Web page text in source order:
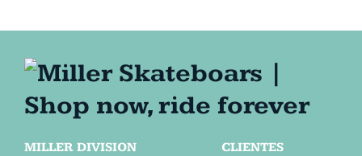
MILLER DIVISION
CLIENTES